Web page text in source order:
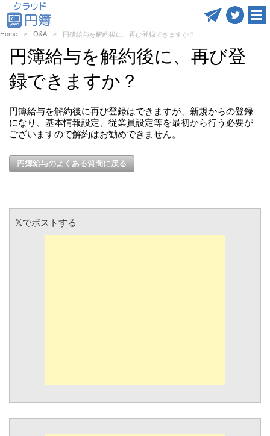
Home Q&A 円簿給与を解約後に、再び登録できますか？
円簿給与を解約後に、再び登
録できますか？
円簿給与を解約後に再び登録はできますが、新規からの登録
になり、基本情報設定、従業員設定等を最初から行う必要が
ございますので解約はお勧めできません。
円簿給与のよくある質問に戻る
𝕏でポストする